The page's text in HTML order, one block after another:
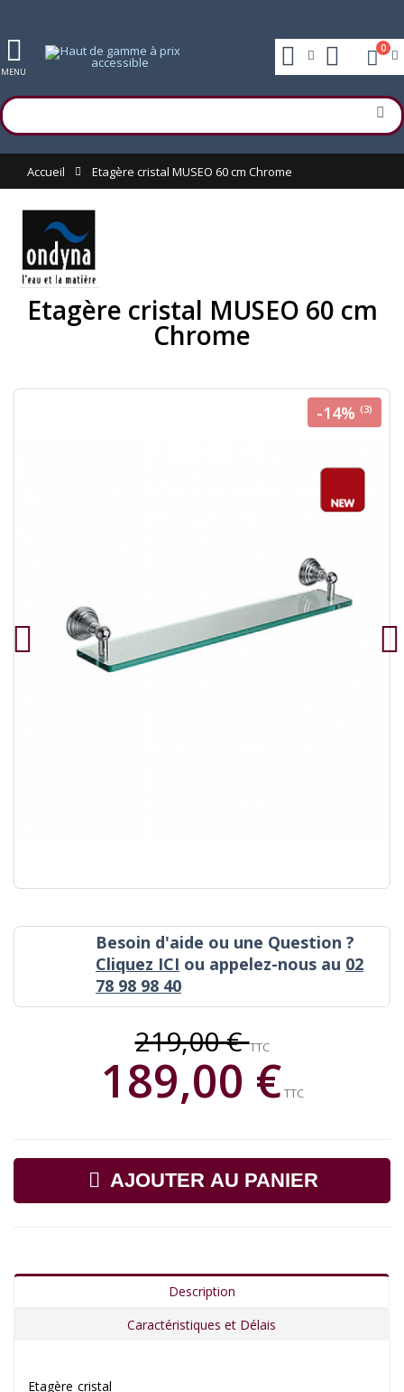
MENU
0
Accueil Etagère cristal MUSEO 60 cm Chrome
Etagère cristal MUSEO 60 cm
Chrome
-14% (3)
Besoin d'aide ou une Question ?
Cliquez ICI ou appelez-nous au 02
78 98 98 40
219,00 €TTC
189,00 €TTC
AJOUTER AU PANIER
Description
Caractéristiques et Délais
Etagère cristal